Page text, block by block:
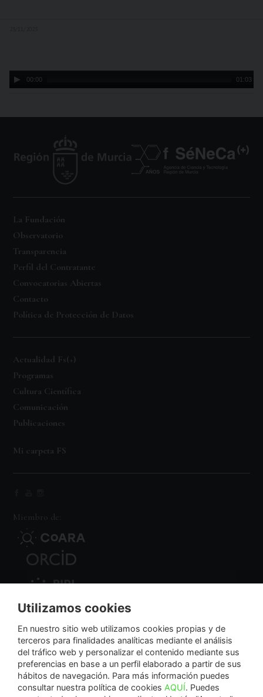
Audio
Player
00:00 01:03
La Fundación
Observatorio
Transparencia
Perfil del Contratante
Convocatorias Abiertas
Contacto
Política de Protección de Datos
Actualidad Fs(+)
Programas
Cultura Científica
Comunicación
Publicaciones
Mi carpeta FS
Miembro de:
Nodo Regional
NextGenerationEU
Utilizamos cookies
En nuestro sitio web utilizamos cookies propias y de
terceros para finalidades analíticas mediante el análisis
del tráfico web y personalizar el contenido mediante sus
preferencias en base a un perfil elaborado a partir de sus
hábitos de navegación. Para más información puedes
consultar nuestra política de cookies AQUÍ. Puedes